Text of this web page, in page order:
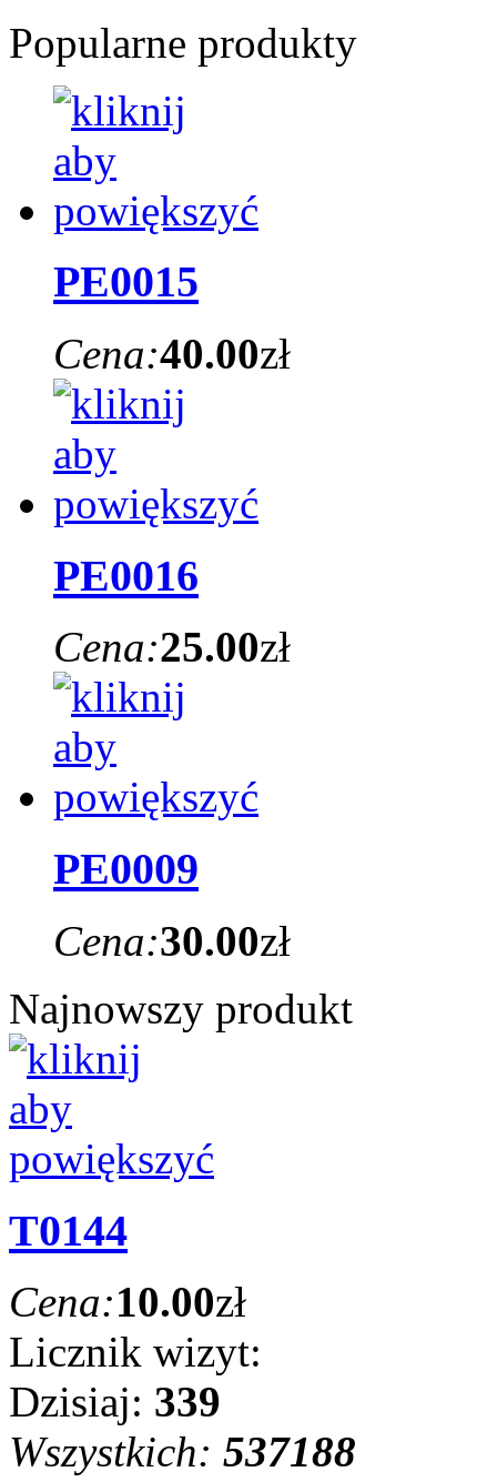
Popularne produkty
PE0015
Cena:40.00zł
PE0016
Cena:25.00zł
PE0009
Cena:30.00zł
Najnowszy produkt
T0144
Cena:10.00zł
Licznik wizyt:
Dzisiaj: 339
Wszystkich: 537188